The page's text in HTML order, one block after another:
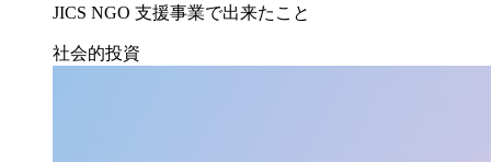
JICS NGO 支援事業で出来たこと
社会的投資